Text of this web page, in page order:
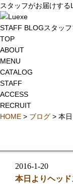
スタッフがお届けす
STAFF BLOGスタッ
TOP
ABOUT
MENU
CATALOG
STAFF
ACCESS
RECRUIT
HOME > ブログ > 本
2016-1-20
本日よりヘッド